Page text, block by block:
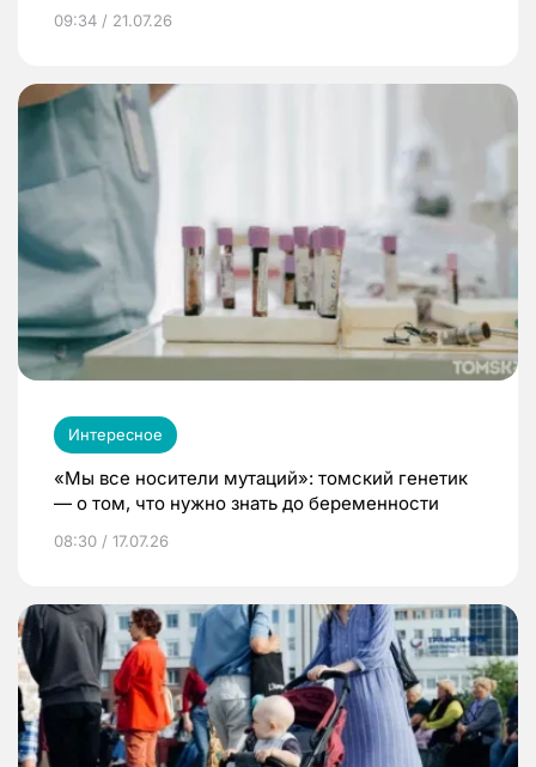
09:34 / 21.07.26
Интересное
«Мы все носители мутаций»: томский генетик
— о том, что нужно знать до беременности
08:30 / 17.07.26